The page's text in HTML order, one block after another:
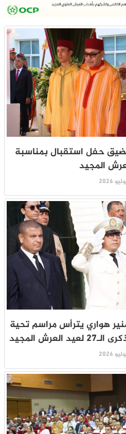
حفل استقبال بمناسبة
المجيد
هواري يترأس مراسم تحية
المجيد